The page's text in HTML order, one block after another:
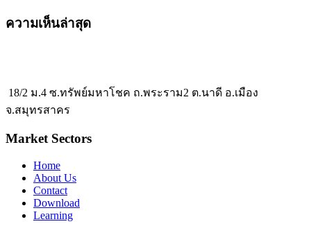
ความเห็นล่าสุด
18/2 ม.4 ซ.ทรัพย์มหาโชค ถ.พระราม2 ต.นาดี อ.เมือง
จ.สมุทรสาคร
Market Sectors
Home
About Us
Contact
Download
Learning